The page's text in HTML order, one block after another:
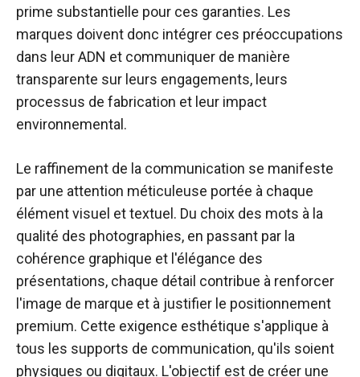
prime substantielle pour ces garanties. Les
marques doivent donc intégrer ces préoccupations
dans leur ADN et communiquer de manière
transparente sur leurs engagements, leurs
processus de fabrication et leur impact
environnemental.
Le raffinement de la communication se manifeste
par une attention méticuleuse portée à chaque
élément visuel et textuel. Du choix des mots à la
qualité des photographies, en passant par la
cohérence graphique et l'élégance des
présentations, chaque détail contribue à renforcer
l'image de marque et à justifier le positionnement
premium. Cette exigence esthétique s'applique à
tous les supports de communication, qu'ils soient
physiques ou digitaux. L'objectif est de créer une